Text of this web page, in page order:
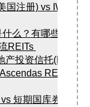
国注册) vs IWDA (
么？有哪些风险
REITs
产投资信托(Retail
REIT 凯
短期国库券 vs 货